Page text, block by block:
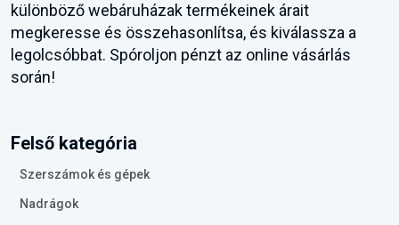
különböző webáruházak termékeinek árait
megkeresse és összehasonlítsa, és kiválassza a
legolcsóbbat. Spóroljon pénzt az online vásárlás
során!
Felső kategória
Szerszámok és gépek
Nadrágok